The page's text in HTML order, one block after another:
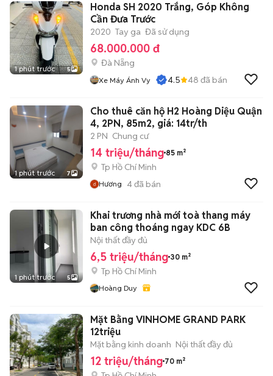
1 phút trước 5
Honda SH 2020 Trắng, Góp Không
Cần Đưa Trước
2020 Tay ga Đã sử dụng
68.000.000 đ
Đà Nẵng
Xe Máy Ánh Vy 4.5 48 đã bán
1 phút trước 7
Cho thuê căn hộ H2 Hoàng Diệu Quận
4, 2PN, 85m2, giá: 14tr/th
2 PN Chung cư
14 triệu/tháng 85 m²
Tp Hồ Chí Minh
Hương 4đã bán
1 phút trước 5
Khai trương nhà mới toà thang máy
ban công thoáng ngay KDC 6B
Nội thất đầy đủ
6,5 triệu/tháng 30 m²
Tp Hồ Chí Minh
Hoàng Duy
Mặt Bằng VINHOME GRAND PARK
12triệu
Mặt bằng kinh doanh Nội thất đầy đủ
12 triệu/tháng 70 m²